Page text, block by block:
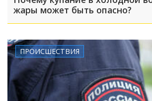
жары может быть опасно?
ПРОИСШЕСТВИЯ